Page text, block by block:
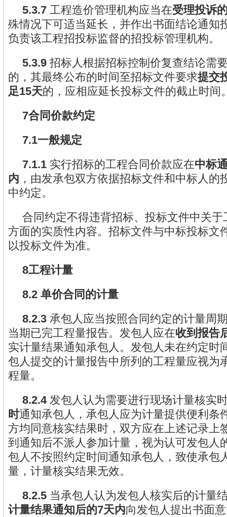
5.3.7 工程造价管理机构应当在受理投诉
殊情况下可适当延长，并作出书面结论通知
负责该工程招投标监督的招投标管理机构。
5.3.9 招标人根据招标控制价复查结论需
的，其最终公布的时间至招标文件要求提交
足15天的，应相应延长投标文件的截止时间
7合同价款约定
7.1一般规定
7.1.1 实行招标的工程合同价款应在中标
内 ，由发承包双方依据招标文件和中标人的
中约定。
合同约定不得违背招标、投标文件中关
方面的实质性内容。招标文件与中标投标文
以投标文件为准。
8工程计量
8.2 单价合同的计量
8.2.3 承包人应当按照合同约定的计量周
当期已完工程量报告。发包人应在收到报告
实计量结果通知承包人。发包人未在约定时
包人提交的计量报告中所列的工程量应视为
程量。
8.2.4 发包人认为需要进行现场计量核实
时通知承包人，承包人应为计量提供便利条
方均同意核实结果时，双方应在上述记录上
到通知后不派人参加计量，视为认可发包人
包人不按照约定时间通知承包人，致使承包
量，计量核实结果无效。
8.2.5 当承包人认为发包人核实后的计量
计量结果通知后的7天内向发包人提出书面